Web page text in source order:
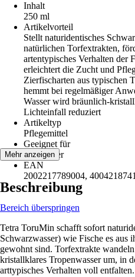
Inhalt
250 ml
Artikelvorteil
Stellt naturidentisches
natürlichen Torfextrakten,
artentypisches Verhalten
erleichtert die Zucht und
Zierfischarten aus typischen
hemmt bei regelmäßiger
Wasser wird bräunlich-
Lichteinfall reduziert
Artikeltyp
Pflegemittel
Geeignet für
Süßwasser
EAN
2002217789004,
Mehr anzeigen
Beschreibung
Bereich überspringen
Tetra ToruMin schafft sofort
Schwarzwasser) wie Fische es aus
gewohnt sind. Torfextrakte
kristallklares Tropenwasser um, in
arttypisches Verhalten voll entfalten.